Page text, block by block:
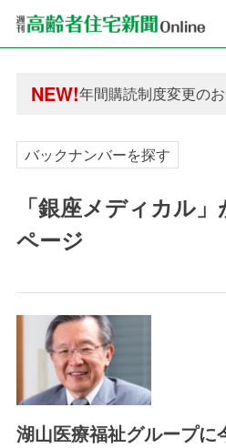
NEW!
年間購読制度変更のお
高齢者住宅新聞 無料
高齢者住宅新聞 無料
バックナンバーを探す
「銀座メディカル
ページ
湖山医療福祉グループに